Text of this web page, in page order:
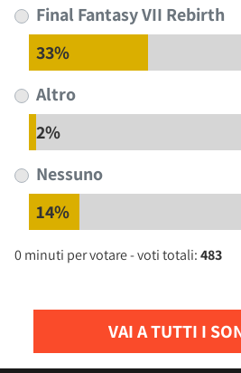
Final Fantasy VII Rebirth
33%
Altro
2%
Nessuno
14%
0 minuti per votare - voti totali:483
VAI A TUTTI I